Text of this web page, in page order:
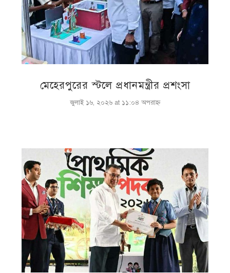
মেহেরপুরের স্টলে প্রধানমন্ত্রীর প্রশংসা
জুলাই ১৬, ২০২৬ at ১১:০৪ অপরাহ্ণ